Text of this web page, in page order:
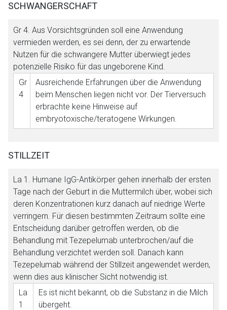
SCHWANGERSCHAFT
Gr 4 . Aus Vorsichtsgründen soll eine Anwendung
vermieden werden, es sei denn, der zu erwartende
Nutzen für die schwangere Mutter überwiegt jedes
potenzielle Risiko für das ungeborene Kind.
Gr
4
Ausreichende Erfahrungen über die Anwendung
beim Menschen liegen nicht vor. Der Tierversuch
erbrachte keine Hinweise auf
embryotoxische/teratogene Wirkungen.
STILLZEIT
La 1
. Humane IgG-Antikörper gehen innerhalb der ersten
Tage nach der Geburt in die Muttermilch über, wobei sich
deren Konzentrationen kurz danach auf niedrige Werte
verringern. Für diesen bestimmten Zeitraum sollte eine
Entscheidung darüber getroffen werden, ob die
Behandlung mit Tezepelumab unterbrochen/auf die
Behandlung verzichtet werden soll. Danach kann
Tezepelumab während der Stillzeit angewendet werden,
wenn dies aus klinischer Sicht notwendig ist.
La
1
Es ist nicht bekannt, ob die Substanz in die Milch
übergeht.